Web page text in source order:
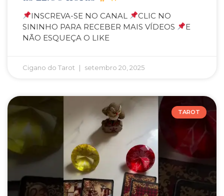
INSCREVA-SE NO CANAL
CLIC NO
SININHO PARA RECEBER MAIS VÍDEOS
E
NÃO ESQUEÇA O LIKE
Cigano do Tarot setembro 20, 2025
TAROT